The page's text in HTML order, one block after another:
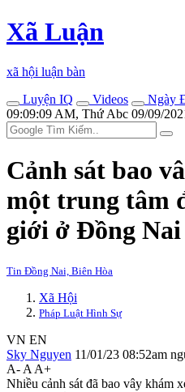
Xã Luận
xã hội luận bàn
Luyện IQ
Videos
Ngày
09:09:09 AM, Thứ Abc 09/09/
Cảnh sát bao
một trung tâm
giới ở Đồng Nai
Tin Đồng Nai, Biên Hòa
Xã Hội
Pháp Luật Hình Sự
VN EN
Sky Nguyen 11/01/23 08:52am
A- A A+
Nhiều cảnh sát đã bao vây khám